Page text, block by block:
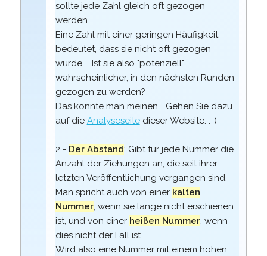
sollte jede Zahl gleich oft gezogen
werden.
Eine Zahl mit einer geringen Häufigkeit
bedeutet, dass sie nicht oft gezogen
wurde.... Ist sie also "potenziell"
wahrscheinlicher, in den nächsten Runden
gezogen zu werden?
Das könnte man meinen... Gehen Sie dazu
auf die Analyseseitedieser Website. :-)
2 - Der Abstand: Gibt für jede Nummer die
Anzahl der Ziehungen an, die seit ihrer
letzten Veröffentlichung vergangen sind.
Man spricht auch von einer kalten
Nummer, wenn sie lange nicht erschienen
ist, und von einer heißen Nummer, wenn
dies nicht der Fall ist.
Wird also eine Nummer mit einem hohen